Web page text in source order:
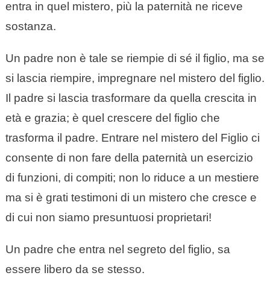
entra in quel mistero, più la paternità ne riceve
sostanza.
Un padre non è tale se riempie di sé il figlio, ma se
si lascia riempire, impregnare nel mistero del figlio.
Il padre si lascia trasformare da quella crescita in
età e grazia; è quel crescere del figlio che
trasforma il padre. Entrare nel mistero del Figlio ci
consente di non fare della paternità un esercizio
di funzioni, di compiti; non lo riduce a un mestiere
ma si è grati testimoni di un mistero che cresce e
di cui non siamo presuntuosi proprietari!
Un padre che entra nel segreto del figlio, sa
essere libero da se stesso.